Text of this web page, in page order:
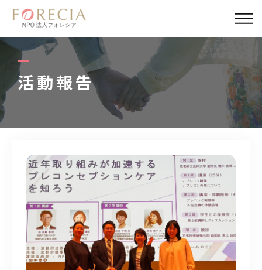
活動報告
私たちについて
事業内容
事業実績
活動報告
パートナー
寄付・応援